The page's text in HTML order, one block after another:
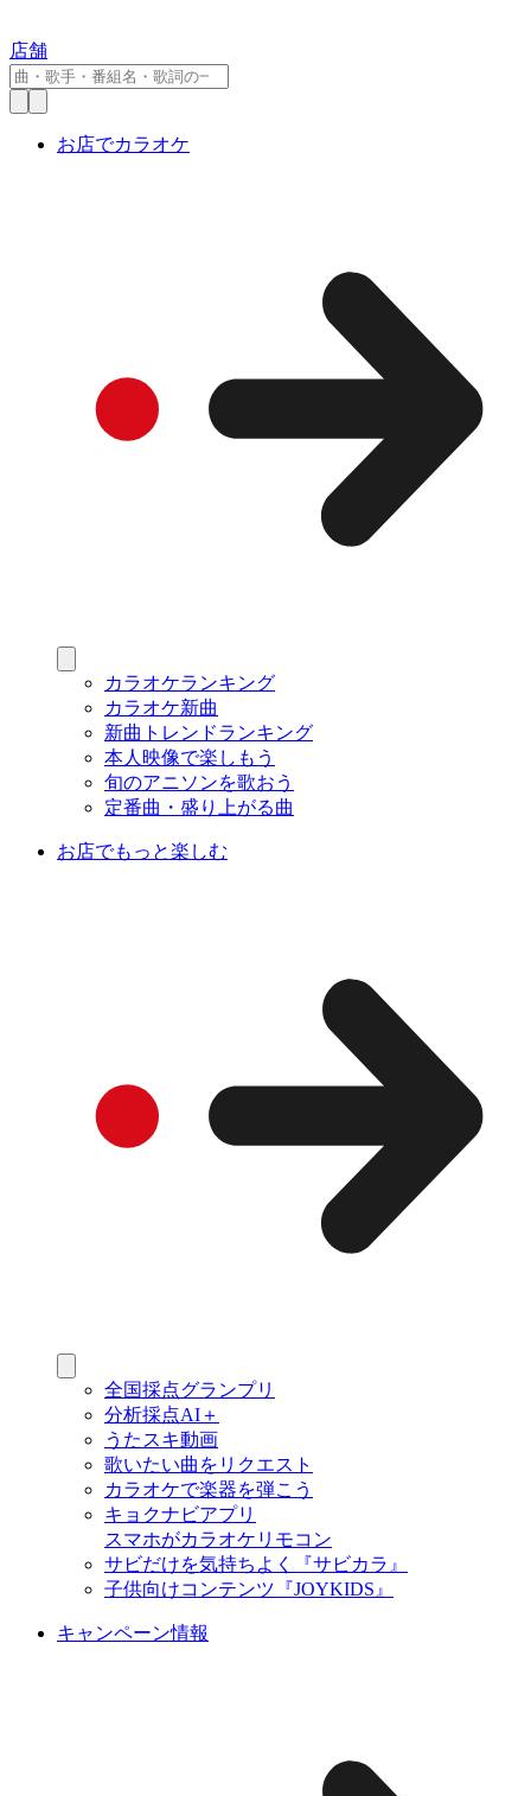
店舗
お店でカラオケ
カラオケランキング
カラオケ新曲
新曲トレンドランキング
本人映像で楽しもう
旬のアニソンを歌おう
定番曲・盛り上がる曲
お店でもっと楽しむ
全国採点グランプリ
分析採点AI＋
うたスキ動画
歌いたい曲をリクエスト
カラオケで楽器を弾こう
キョクナビアプリ
スマホがカラオケリモコン
サビだけを気持ちよく『サビカラ』
子供向けコンテンツ『JOYKIDS』
キャンペーン情報